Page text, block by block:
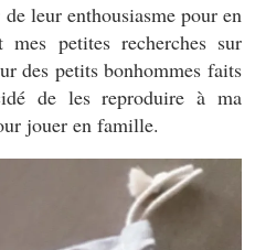
leur enthousiasme pour en
petites recherches sur
des petits bonhommes faits
de les reproduire à ma
jouer en famille.